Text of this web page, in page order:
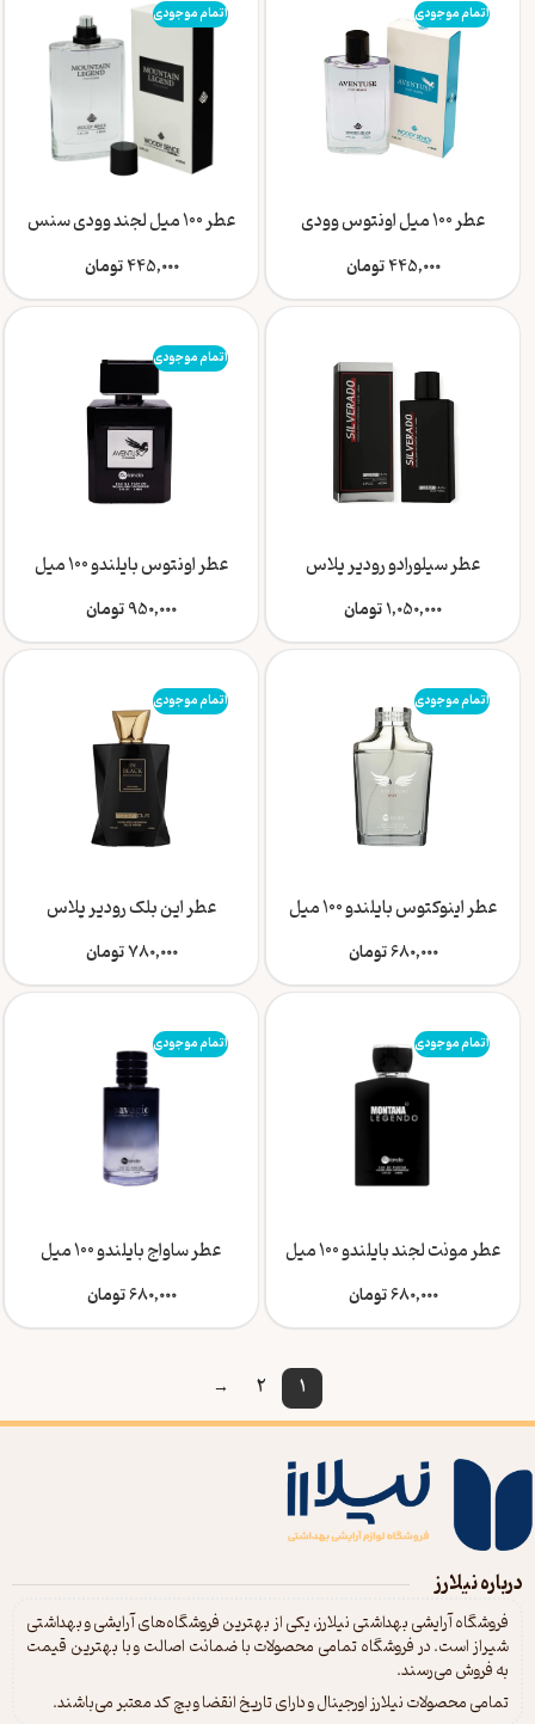
اتمام موجودی
عطر 100 میل اونتوس وودی
445,000تومان
اتمام موجودی
عطر 100 میل لجند وودی سنس
445,000تومان
عطر سیلورادو رودیر پلاس
1,050,000تومان
اتمام موجودی
عطر اونتوس بایلندو 100 میل
950,000تومان
اتمام موجودی
عطر اینوکتوس بایلندو 100 میل
680,000تومان
اتمام موجودی
عطر این بلک رودیر پلاس
780,000تومان
اتمام موجودی
عطر مونت لجند بایلندو 100 میل
680,000تومان
اتمام موجودی
عطر ساواج بایلندو 100 میل
680,000تومان
1
2
→
درباره نیلارز
فروشگاه آرایشی بهداشتی نیلارز، یکی از بهترین فروشگاه‌های آرایشی و بهداشتی
شیراز است. در فروشگاه تمامی محصولات با ضمانت اصالت و با بهترین قیمت
به فروش می‌رسند.
تمامی محصولات نیلارز اورجینال و دارای تاریخ انقضا و بچ کد معتبر می‌باشند.